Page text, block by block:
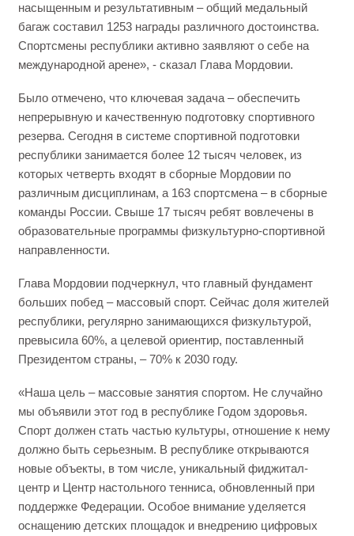
насыщенным и результативным – общий медальный
багаж составил 1253 награды различного достоинства.
Спортсмены республики активно заявляют о себе на
международной арене», - сказал Глава Мордовии.
Было отмечено, что ключевая задача – обеспечить
непрерывную и качественную подготовку спортивного
резерва. Сегодня в системе спортивной подготовки
республики занимается более 12 тысяч человек, из
которых четверть входят в сборные Мордовии по
различным дисциплинам, а 163 спортсмена – в сборные
команды России. Свыше 17 тысяч ребят вовлечены в
образовательные программы физкультурно-спортивной
направленности.
Глава Мордовии подчеркнул, что главный фундамент
больших побед – массовый спорт. Сейчас доля жителей
республики, регулярно занимающихся физкультурой,
превысила 60%, а целевой ориентир, поставленный
Президентом страны, – 70% к 2030 году.
«Наша цель – массовые занятия спортом. Не случайно
мы объявили этот год в республике Годом здоровья.
Спорт должен стать частью культуры, отношение к нему
должно быть серьезным. В республике открываются
новые объекты, в том числе, уникальный фиджитал-
центр и Центр настольного тенниса, обновленный при
поддержке Федерации. Особое внимание уделяется
оснащению детских площадок и внедрению цифровых